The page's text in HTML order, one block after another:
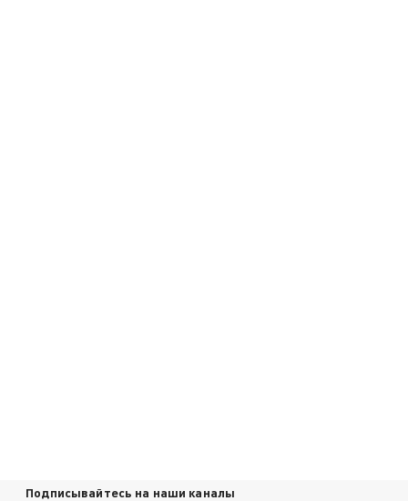
Подписывайтесь на наши каналы